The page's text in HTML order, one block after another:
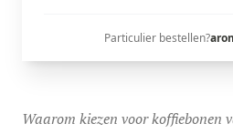
Particulier bestellen?
Waarom kiezen voor koffiebonen